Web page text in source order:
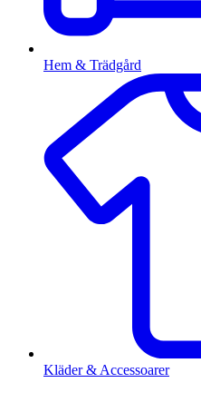
Hem & Trädgård
Kläder & Accessoarer